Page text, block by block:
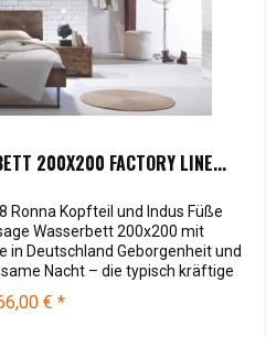
200X200 FACTORY LINE...
Ronna Kopfteil und Indus Füße
Wasserbett 200x200 mit
in Deutschland Geborgenheit und
Nacht – die typisch kräftige
unserer Oak-Line eine starke und
€ *